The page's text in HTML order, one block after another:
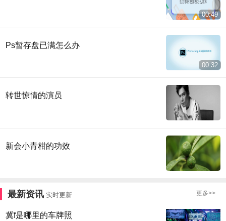
00:49
Ps暂存盘已满怎么办
00:32
转世惊情的演员
新会小青柑的功效
最新资讯 实时更新 更多>>
冀f是哪里的车牌照